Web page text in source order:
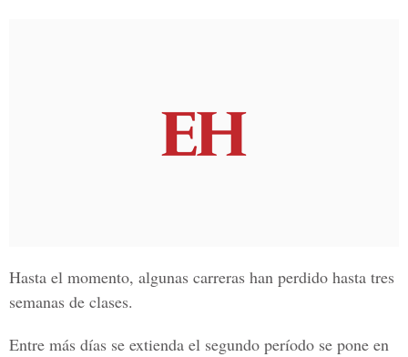
Hasta el momento, algunas carreras han perdido hasta tres
semanas de clases.
Entre más días se extienda el segundo período se pone en